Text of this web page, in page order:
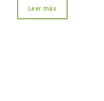
Leer más